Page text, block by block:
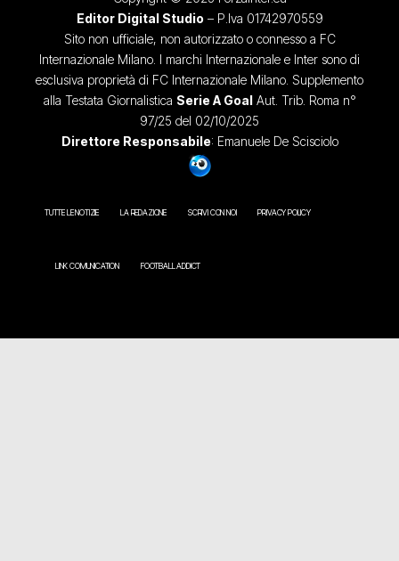
Editor Digital Studio – P.Iva 01742970559
Sito non ufficiale, non autorizzato o connesso a FC
Internazionale Milano. I marchi Internazionale e Inter sono di
esclusiva proprietà di FC Internazionale Milano. Supplemento
alla Testata Giornalistica Serie A GoalAut. Trib. Roma n°
97/25 del 02/10/2025
Direttore Responsabile: Emanuele De Scisciolo
TUTTE LE NOTIZIE LA REDAZIONE SCRIVI CON NOI PRIVACY POLICY
LINK COMUNICATION FOOTBALL ADDICT